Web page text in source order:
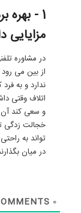
1 -
مزایایی
در مشاوره
از بین می
ندارد و به
اتلاف وقتی
و سعی کند
خجالت زدگی
تواند به
در میان
0